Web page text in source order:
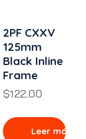
2PF CXXV
125mm
Black Inline
Frame
$122.00
Leer más